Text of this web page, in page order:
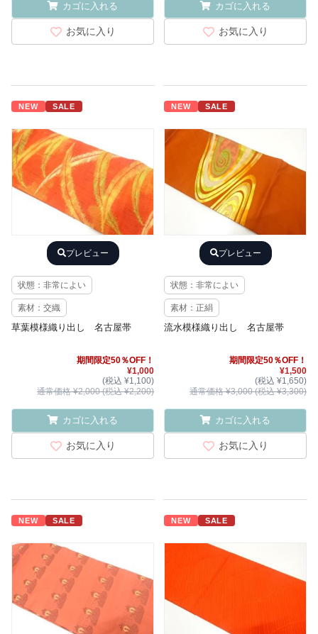
カゴに入れる
お気に入り
カゴに入れる
お気に入り
NEW SALE
プレビュー
状態：非常によい
素材：交織
草葉模様織り出し 名古屋帯
期間限定50％OFF！
¥1,000
(税込 ¥1,100)
通常価格 ¥2,000 (税込 ¥2,200)
カゴに入れる
お気に入り
NEW SALE
プレビュー
状態：非常によい
素材：正絹
流水模様織り出し 名古屋帯
期間限定50％OFF！
¥1,500
(税込 ¥1,650)
通常価格 ¥3,000 (税込 ¥3,300)
カゴに入れる
お気に入り
NEW SALE NEW SALE